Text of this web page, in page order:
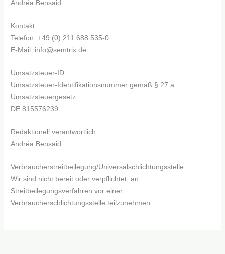
Andréa Bensaid
Kontakt
Telefon: +49 (0) 211 688 535-0
E-Mail: info@semtrix.de
Umsatzsteuer-ID
Umsatzsteuer-Identifikationsnummer gemäß § 27 a
Umsatzsteuergesetz:
DE 815576239
Redaktionell verantwortlich
Andréa Bensaid
Verbraucher­streit­beilegung/Universal­schlichtungs­stelle
Wir sind nicht bereit oder verpflichtet, an
Streitbeilegungsverfahren vor einer
Verbraucherschlichtungsstelle teilzunehmen.